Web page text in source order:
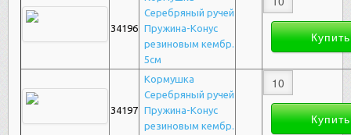
34196
Серебряный ручей
Пружина-Конус
резиновым кембр.
5см
34197
Кормушка
Серебряный ручей
Пружина-Конус
резиновым кембр.